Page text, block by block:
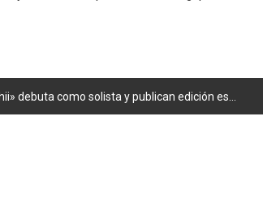
debuta como solista y publican edición especial del manga «AKB49»